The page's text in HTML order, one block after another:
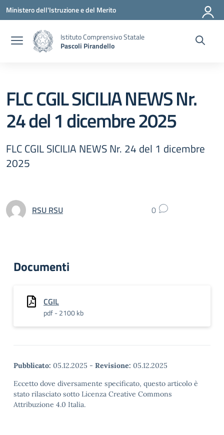
Vai ai contenuti
Vai al menu di navigazione
Vai al footer
Ministero dell'Istruzione e del Merito
Istituto Comprensivo Statale
Pascoli Pirandello
FLC CGIL SICILIA NEWS Nr.
24 del 1 dicembre 2025
FLC CGIL SICILIA NEWS Nr. 24 del 1 dicembre
2025
RSU RSU 0
Documenti
CGIL
pdf - 2100 kb
Pubblicato: 05.12.2025 - Revisione: 05.12.2025
Eccetto dove diversamente specificato, questo articolo è
stato rilasciato sotto Licenza Creative Commons
Attribuzione 4.0 Italia.